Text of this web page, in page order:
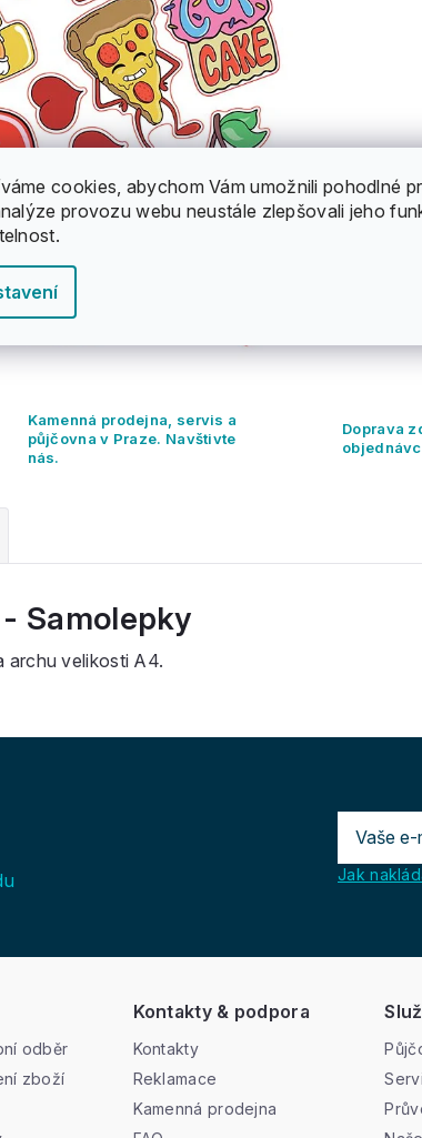
cookies, abychom Vám umožnili pohodlné
provozu webu neustále zlepšovali jeho
Kamenná prodejna, servis a
půjčovna v Praze. Navštivte
nás.
Doprava
Samolepky
archu velikosti A4.
Jak
odběr
zboží
Kontakty & podpora
Kontakty
Reklamace
Kamenná prodejna